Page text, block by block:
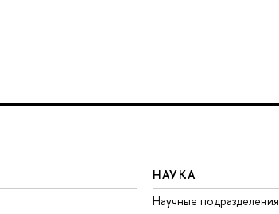
НАУКА
Научные подразделения